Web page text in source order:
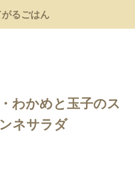
るごはん
わかめと玉子のス
ネサラダ